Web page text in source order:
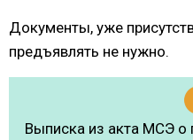
Документы, уже
предъявлять не нужно.
Выписка из акта МСЭ о